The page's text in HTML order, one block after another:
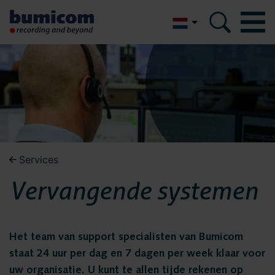
English
Bumicom
Over Bumicom
Bumicom referenties
Bumicom
certificeringen
Bumicom
Over Bumicom
Bumicom referenties
Bumicom certificeringen
Privacy en data security
Vacatures
Recording
Voice logging
Services
Vervangende systemen
Het team van support specialisten van Bumicom
staat 24 uur per dag en 7 dagen per week klaar voor
uw organisatie. U kunt te allen tijde rekenen op